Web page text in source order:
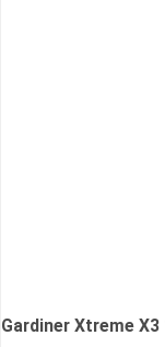
Gardiner Xtreme